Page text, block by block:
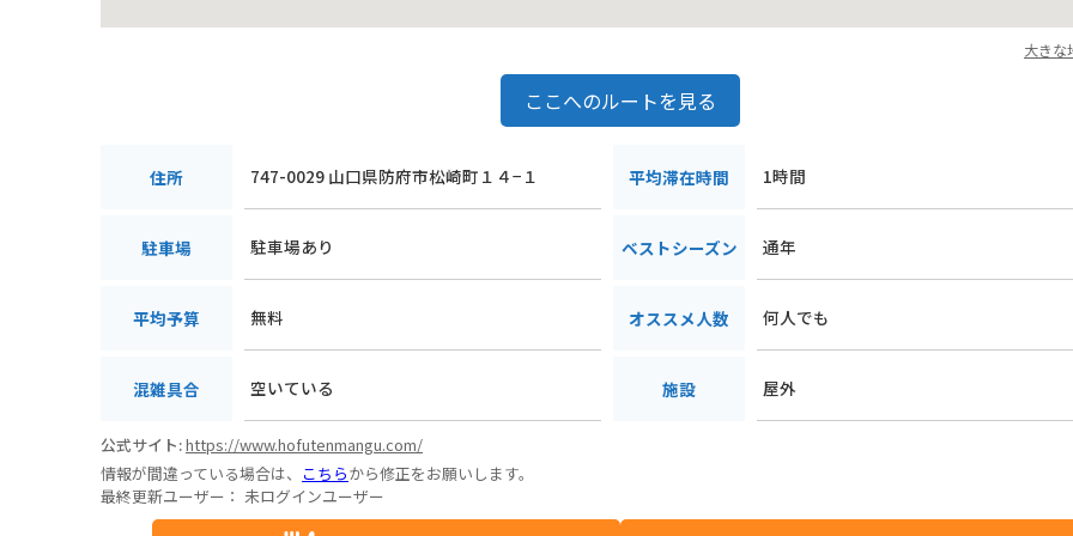
大きな
ここへのルートを見る
住所 747-0029 山口県防府市松崎町１４−１ 平均滞在時間 1時間
駐車場 駐車場あり ベストシーズン 通年
平均予算 無料 オススメ人数 何人でも
混雑具合 空いている 施設 屋外
公式サイト:https://www.hofutenmangu.com/
情報が間違っている場合は、 こちらから修正をお願いします。
最終更新ユーザー： 未ログインユーザー